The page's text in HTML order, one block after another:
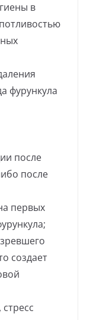
в
фурункула
после
после
первых
создает